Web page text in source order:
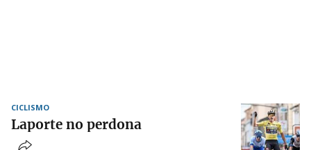
CICLISMO
Laporte no perdona